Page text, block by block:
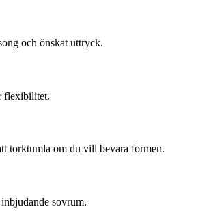
och önskat uttryck.
flexibilitet.
torktumla om du vill bevara formen.
sovrum.